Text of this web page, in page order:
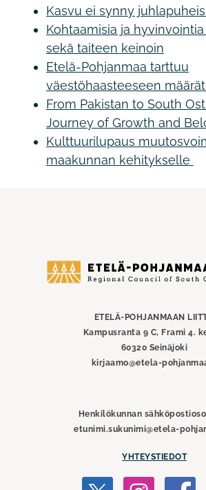
Kasvu ei synny
Kohtaamisia ja
sekä taiteen keinoin
Etelä-Pohjanmaa tarttuu
väestöhaasteeseen
From Pakistan to South
Journey of Growth and
Kulttuurilupaus
maakunnan kehitykselle
Etelä-
ETELÄ-POHJANMAAN
Kampusranta 9 C, Frami 4.
60320 Seinäjoki
kirjaamo@etela-
Henkilökunnan
etunimi.sukunimi@etela-
YHTEYSTIEDOT